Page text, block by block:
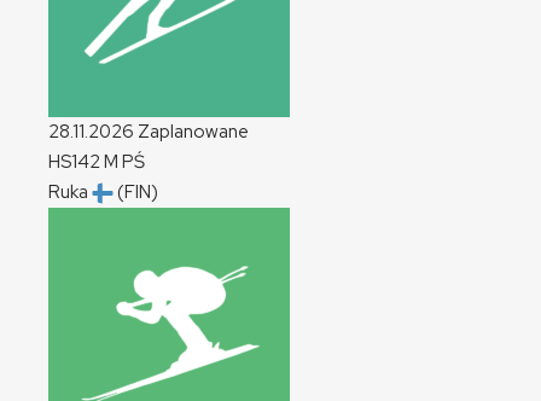
28.11.2026 Zaplanowane
HS142M PŚ
Ruka
(FIN)